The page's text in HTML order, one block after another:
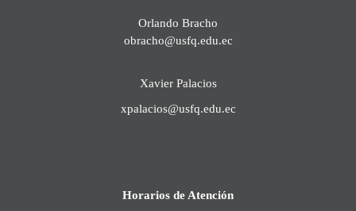
Orlando Bracho
obracho@usfq.edu.ec
Xavier Palacios
xpalacios@usfq.edu.ec
Horarios de Atención